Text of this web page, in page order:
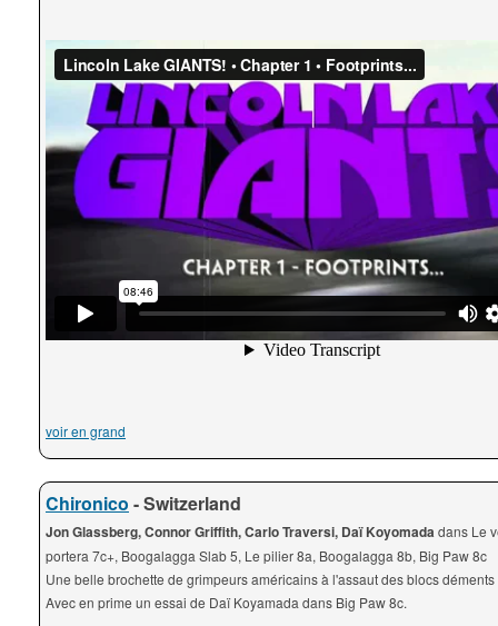
voir en grand
Chironico - Switzerland
Jon Glassberg, Connor Griffith, Carlo Traversi, Daï Koyomadadans Le
portera 7c+, Boogalagga Slab 5, Le pilier 8a, Boogalagga 8b, Big Paw 8c
Une belle brochette de grimpeurs américains à l'assaut des blocs
Avec en prime un essai de Daï Koyamada dans Big Paw 8c.